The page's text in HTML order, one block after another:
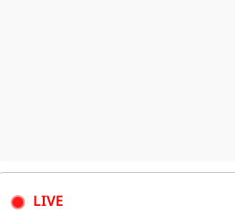
LIVE